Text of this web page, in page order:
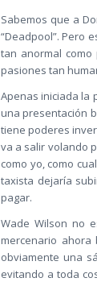
Sabemos que a
“Deadpool”. Pero
tan anormal
pasiones tan
Apenas iniciada la
una presentación
tiene poderes
va a salir volando
como yo, como
taxista dejaría
pagar.
Wade Wilson no
mercenario ahora
obviamente una
evitando a toda